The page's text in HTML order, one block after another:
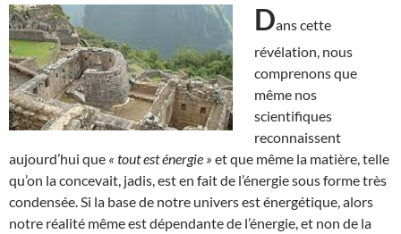
Dans cette
révélation, nous
comprenons que
même nos
scientifiques
reconnaissent
aujourd’hui que « tout est énergie » et que même la matière, telle
qu’on la concevait, jadis, est en fait de l’énergie sous forme très
condensée. Si la base de notre univers est énergétique, alors
notre réalité même est dépendante de l’énergie, et non de la